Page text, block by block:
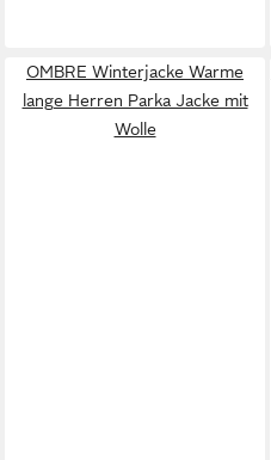
OMBRE Winterjacke Warme
lange Herren Parka Jacke mit
Wolle